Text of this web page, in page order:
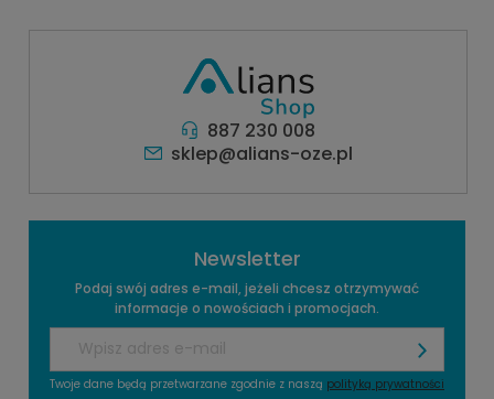
klientów
indywidualnych i
biznesowych,
poszukujących
zaawansowanych,
efektywnych i
ekologicznych
rozwiązań
energetycznych.
podjęciu trafnej
decyzji.
sposobów na
rachunków za
energię.
Połączenie
pompy ciepła i
paneli
fotowoltaicznych
stworzenie
energooszczędnego
domu. Pompa
ciepła będzie
pobierała
energię
887 230 008
sklep@alians-oze.pl
Newsletter
Podaj swój adres e-mail, jeżeli chcesz otrzymywać
informacje o nowościach i promocjach.
Twoje dane będą przetwarzane zgodnie z naszą polityką prywatności